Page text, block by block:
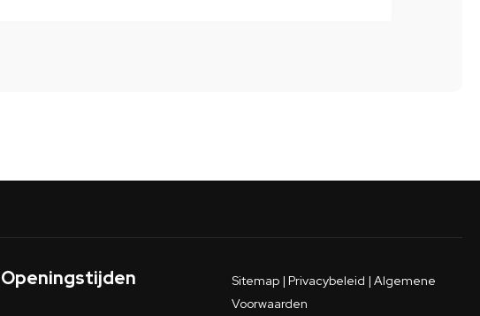
Openingstijden Sitemap | Privacybeleid | Algemene
Voorwaarden